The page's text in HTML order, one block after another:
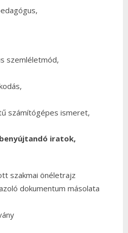
számítógépes ismeret,
iratok,
önéletrajz
dokumentum másolata